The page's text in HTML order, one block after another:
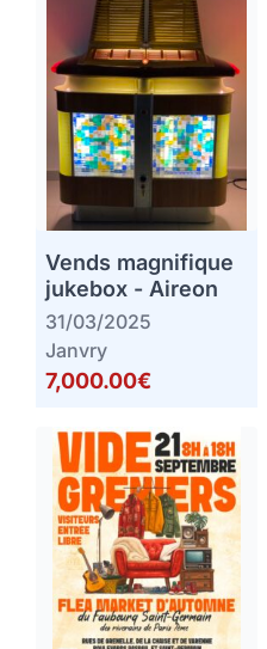
Vends magnifique
jukebox - Aireon
31/03/2025
Janvry
7,000.00€